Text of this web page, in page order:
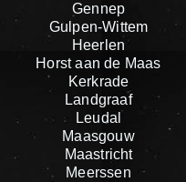
Gennep
Gulpen-Wittem
Heerlen
Horst aan de Maas
Kerkrade
Landgraaf
Leudal
Maasgouw
Maastricht
Meerssen